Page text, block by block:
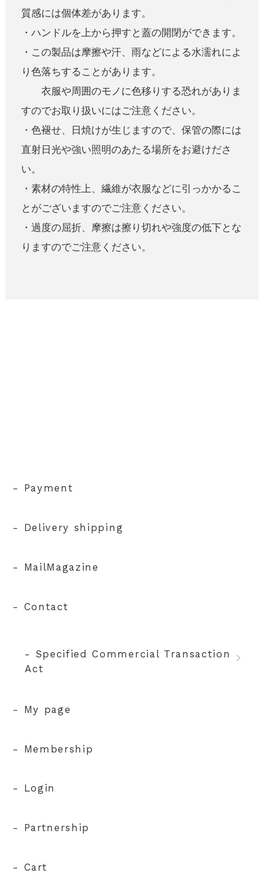
質感には個体差があります。
・ハンドルを上から押すと蓋の開閉ができます。
・この製品は摩擦や汗、雨などによる水濡れによ
り色落ちすることがあります。
衣服や周囲のモノに色移りする恐れがありま
すのでお取り扱いにはご注意ください。
・色褪せ、日焼けが生じますので、保管の際には
直射日光や強い照明のあたる場所をお避けださ
い。
・素材の特性上、繊維が衣服などに引っかかるこ
とがございますのでご注意ください。
・過度の屈折、摩擦は擦り切れや強度の低下とな
りますのでご注意ください。
- Payment
- Delivery shipping
- MailMagazine
- Contact
- Specified Commercial Transaction
Act
- My page
- Membership
- Login
- Partnership
- Cart